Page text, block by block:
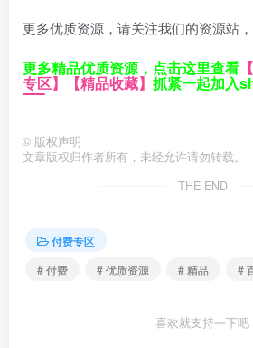
更多优质资源，请关注我们的资源站
更多精品优质资源，点击这里查看
专区】 【精品收藏】 抓紧一起加入
© 版权声明
文章版权归作者所有，未经允许请勿转载。
THE END
付费专区
# 付费
# 优质资源 # 精品 #
喜欢就支持一下吧